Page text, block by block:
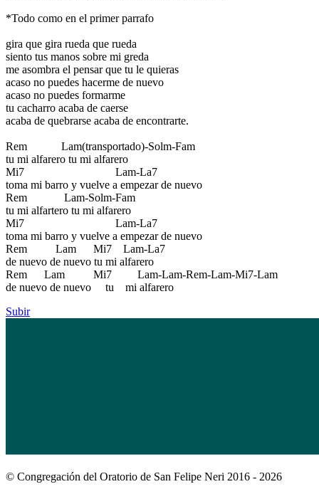
*Todo como en el primer parrafo
gira que gira rueda que rueda
siento tus manos sobre mi greda
me asombra el pensar que tu le quieras
acaso no puedes hacerme de nuevo
acaso no puedes formarme
tu cacharro acaba de caerse
acaba de quebrarse acaba de encontrarte.
Rem Lam(transportado)-Solm-Fam
tu mi alfarero tu mi alfarero
Mi7 Lam-La7
toma mi barro y vuelve a empezar de nuevo
Rem Lam-Solm-Fam
tu mi alfartero tu mi alfarero
Mi7 Lam-La7
toma mi barro y vuelve a empezar de nuevo
Rem Lam Mi7 Lam-La7
de nuevo de nuevo tu mi alfarero
Rem Lam Mi7 Lam-Lam-Rem-Lam-Mi7-Lam
de nuevo de nuevo tu mi alfarero
Subir
© Congregación del Oratorio de San Felipe Neri 2016 - 2026